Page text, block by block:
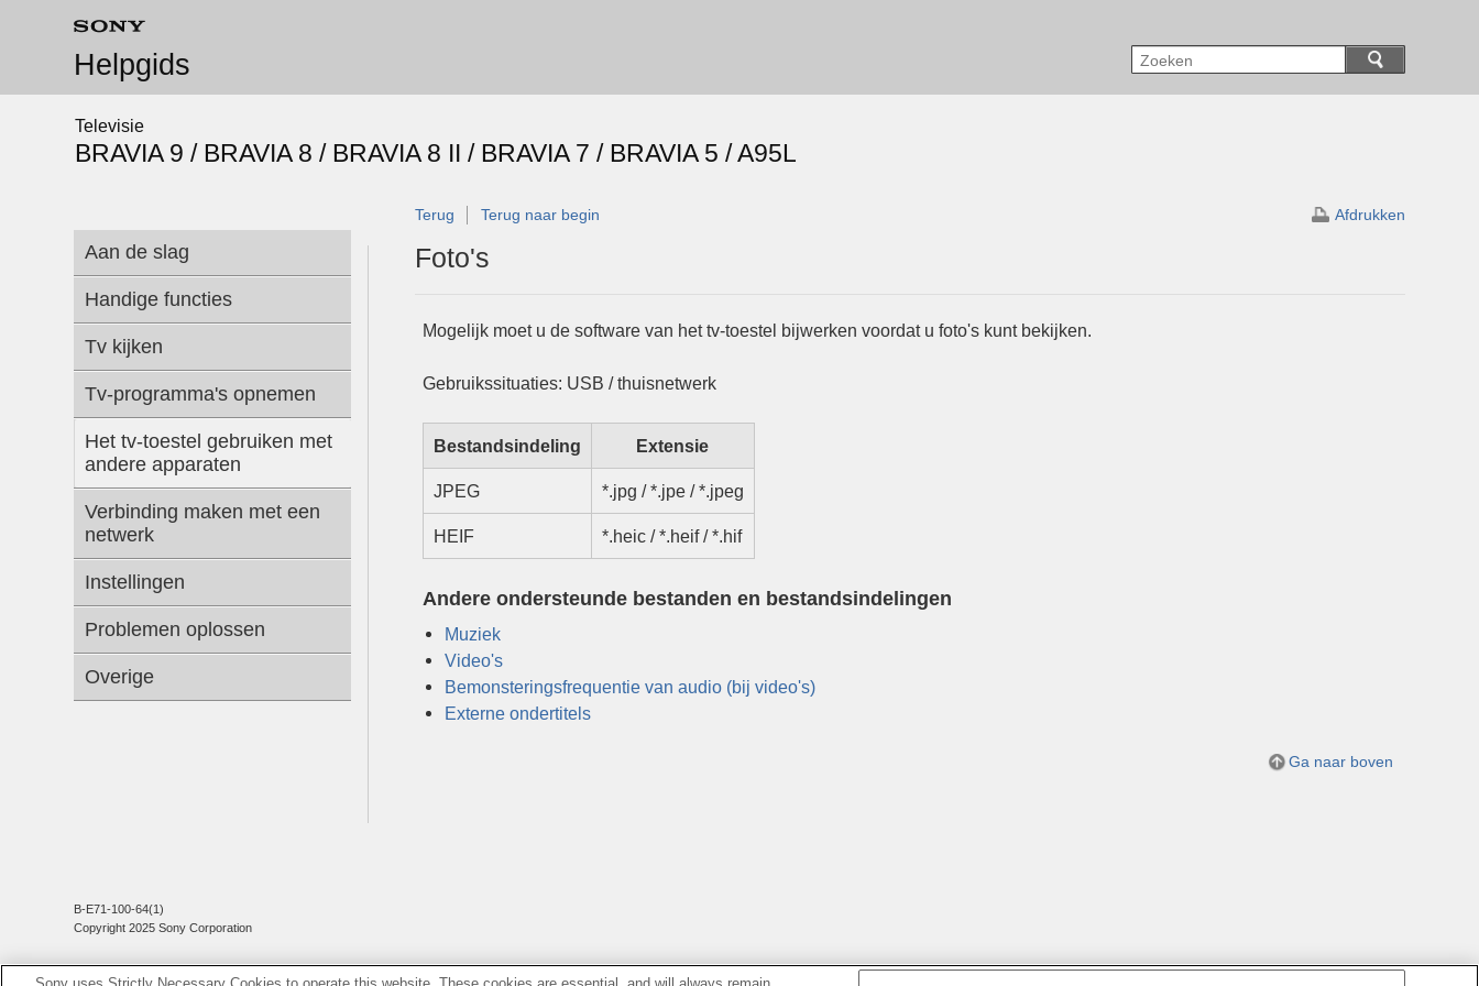
Helpgids
Televisie
BRAVIA 9 / BRAVIA 8 / BRAVIA 8 II / BRAVIA 7 / BRAVIA 5 / A95L
Terug Terug naar begin Afdrukken
Foto's
Mogelijk moet u de software van het tv-toestel bijwerken voordat u foto's kunt bekijken.
Gebruikssituaties: USB / thuisnetwerk
Bestandsindeling Extensie
JPEG *.jpg / *.jpe / *.jpeg
HEIF *.heic / *.heif / *.hif
Andere ondersteunde bestanden en bestandsindelingen
Muziek
Video's
Bemonsteringsfrequentie van audio (bij video's)
Externe ondertitels
Ga naar boven
Aan de slag
Handige functies
Tv kijken
Tv-programma's opnemen
Het tv-toestel gebruiken met
andere apparaten
Verbinding maken met een
netwerk
Instellingen
Problemen oplossen
Overige
B-E71-100-64(1)
Copyright 2025 Sony Corporation